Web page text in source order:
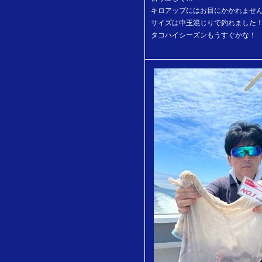
キロアップにはお目にかかれませ
サイズは中玉混じりで釣れました
タコハイシーズンもうすぐかな！